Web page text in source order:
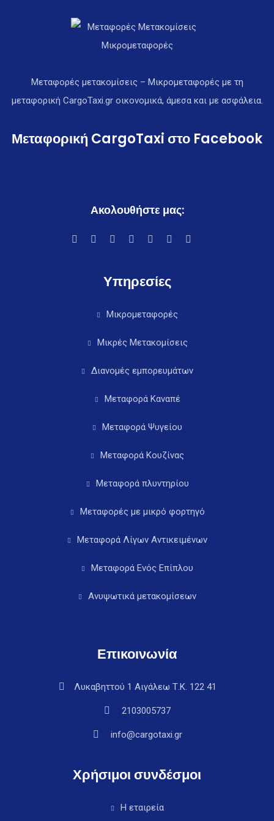
Μεταφορές μετακομίσεις – Μικρομεταφορές με τη
μεταφορική CargoTaxi.gr οικονομικά, άμεσα και με ασφάλεια.
Μεταφορική CargoTaxi στο Facebook
Ακολουθήστε μας:
Υπηρεσίες
Μικρομεταφορές
Μικρές Μετακομίσεις
Διανομές εμπορευμάτων
Μεταφορά Καναπέ
Μεταφορά Ψυγείου
Μεταφορά Κουζίνας
Μεταφορά πλυντηρίου
Μεταφορές με μικρό φορτηγό
Μεταφορά Λίγων Αντικειμένων
Μεταφορά Ενός Επίπλου
Ανυψωτικά μετακομίσεων
Επικοινωνία
Λυκαβηττού 1 Αιγάλεω Τ.Κ. 122 41
2103005737
info@cargotaxi.gr
Χρήσιμοι συνδέσμοι
Η εταιρεία